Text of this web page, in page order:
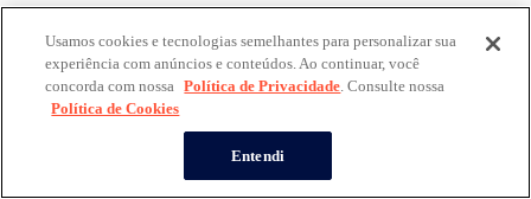
Usamos cookies e tecnologias semelhantes para personalizar sua
experiência com anúncios e conteúdos. Ao continuar, você
concorda com nossa Política de Privacidade. Consulte nossa
Política de Cookies
Entendi